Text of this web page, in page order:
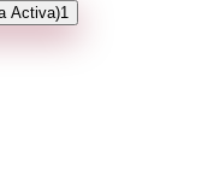
Activa)1